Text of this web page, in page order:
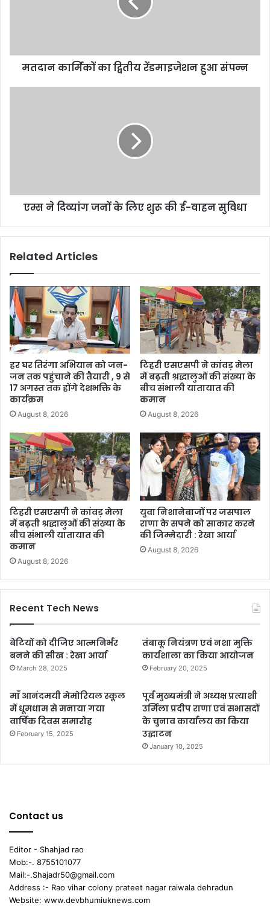
मतदान कार्मिकों का द्वितीय रेंडमाइजेशन हुआ संपन्न
एम्स ने दिव्यांग जनों के लिए शुरू की ई-वाहन सुविधा
Related Articles
हर घर तिरंगा अभियान को जन-
जन तक पहुंचाने की तैयारी , 9 से
17 अगस्त तक होंगे देशभक्ति के
कार्यक्रम
August 8, 2026
टिहरी एसएसपी ने कांवड़ मेला
में बढ़ती श्रद्धालुओं की संख्या के
बीच संभाली यातायात की
कमान
August 8, 2026
टिहरी एसएसपी ने कांवड़ मेला
में बढ़ती श्रद्धालुओं की संख्या के
बीच संभाली यातायात की
कमान
August 8, 2026
युवा निशानेबाजों पर जसपाल
राणा के सपने को साकार करने
की जिम्मेदारी : रेखा आर्या
August 8, 2026
Recent Tech News
बेटियों को दीजिए आत्मनिर्भर
बनने की सीख : रेखा आर्या
March 28, 2025
तंबाकू नियंत्रण एवं नशा मुक्ति
कार्यशाला का किया आयोजन
February 20, 2025
माँ आनंदमयी मेमोरियल स्कूल
में धूमधाम से मनाया गया
वार्षिक दिवस समारोह
February 15, 2025
पूर्व मुख्यमंत्री ने अध्यक्ष प्रत्याशी
उर्मिला प्रदीप राणा एवं सभासदों
के चुनाव कार्यालय का किया
उद्घाटन
January 10, 2025
Contact us
Editor - Shahjad rao
Mob:-. 8755101077
Mail:-.Shajadr50@gmail.com
Address :- Rao vihar colony prateet nagar raiwala dehradun
Website: www.devbhumiuknews.com